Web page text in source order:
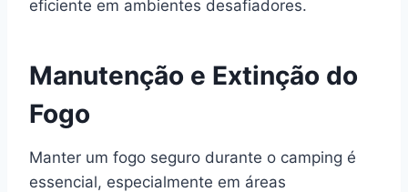
eficiente em ambientes desafiadores.
Manutenção e Extinção do
Fogo
Manter um fogo seguro durante o camping é
essencial, especialmente em áreas